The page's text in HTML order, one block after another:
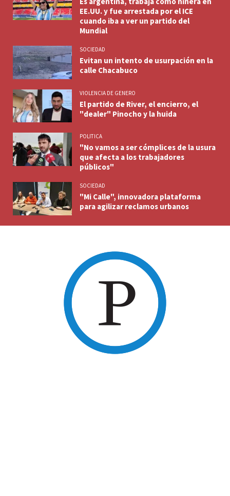
EE.UU. y fue arrestada por el ICE
cuando iba a ver un partido del
Mundial
SOCIEDAD
Evitan un intento de usurpación en la
calle Chacabuco
VIOLENCIA DE GENERO
El partido de River, el encierro, el
"dealer" Pinocho y la huida
POLITICA
"No vamos a ser cómplices de la usura
que afecta a los trabajadores
públicos"
SOCIEDAD
"Mi Calle", innovadora plataforma
para agilizar reclamos urbanos